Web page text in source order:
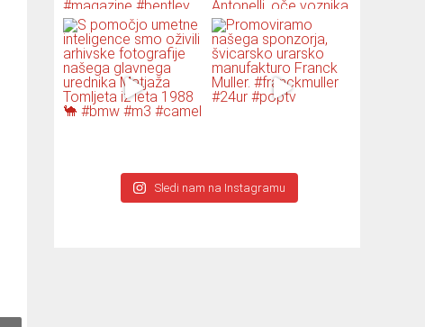
Sledi nam na Instagramu